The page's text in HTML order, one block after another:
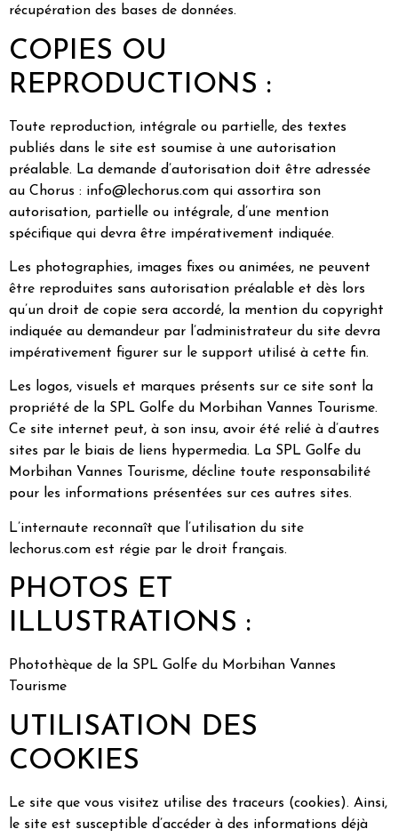
récupération des bases de données.
COPIES OU
REPRODUCTIONS :
Toute reproduction, intégrale ou partielle, des textes
publiés dans le site est soumise à une autorisation
préalable. La demande d’autorisation doit être adressée
au Chorus : info@lechorus.com qui assortira son
autorisation, partielle ou intégrale, d’une mention
spécifique qui devra être impérativement indiquée.
Les photographies, images fixes ou animées, ne peuvent
être reproduites sans autorisation préalable et dès lors
qu’un droit de copie sera accordé, la mention du copyright
indiquée au demandeur par l’administrateur du site devra
impérativement figurer sur le support utilisé à cette fin.
Les logos, visuels et marques présents sur ce site sont la
propriété de la SPL Golfe du Morbihan Vannes Tourisme.
Ce site internet peut, à son insu, avoir été relié à d’autres
sites par le biais de liens hypermedia. La SPL Golfe du
Morbihan Vannes Tourisme, décline toute responsabilité
pour les informations présentées sur ces autres sites.
L’internaute reconnaît que l’utilisation du site
lechorus.com est régie par le droit français.
PHOTOS ET
ILLUSTRATIONS :
Photothèque de la SPL Golfe du Morbihan Vannes
Tourisme
UTILISATION DES
COOKIES
Le site que vous visitez utilise des traceurs (cookies). Ainsi,
le site est susceptible d’accéder à des informations déjà